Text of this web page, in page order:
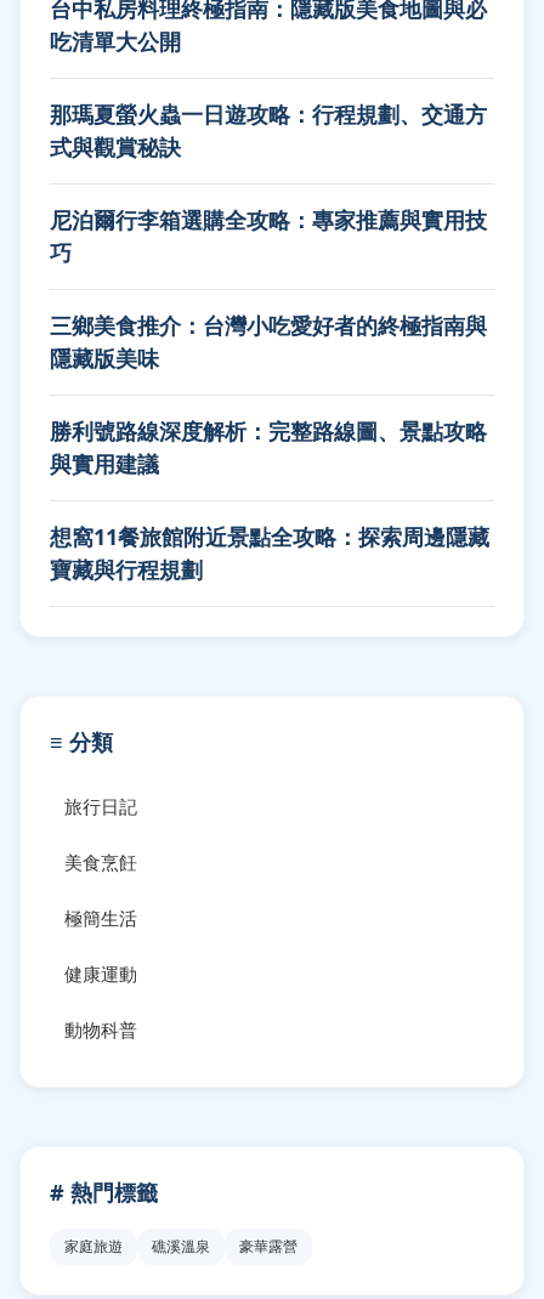
台中私房料理終極指南：隱藏版美食地圖與必
吃清單大公開
那瑪夏螢火蟲一日遊攻略：行程規劃、交通方
式與觀賞秘訣
尼泊爾行李箱選購全攻略：專家推薦與實用技
巧
三鄉美食推介：台灣小吃愛好者的終極指南與
隱藏版美味
勝利號路線深度解析：完整路線圖、景點攻略
與實用建議
想窩11餐旅館附近景點全攻略：探索周邊隱藏
寶藏與行程規劃
≡ 分類
旅行日記
美食烹飪
極簡生活
健康運動
動物科普
# 熱門標籤
家庭旅遊 礁溪溫泉 豪華露營